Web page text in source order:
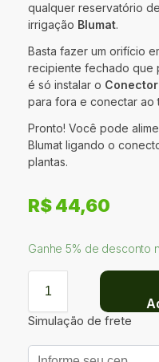
qualquer reservatório
irrigação Blumat.
Basta fazer um orifício
recipiente fechado que
é só instalar o
para fora e conectar ao
Pronto! Você pode
Blumat ligando o
plantas.
R$44,60
Ganhe 5% de desconto
Simulação de frete